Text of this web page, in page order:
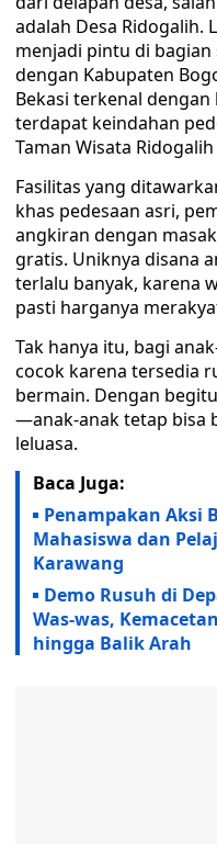
adalah Desa Ridogalih.
menjadi pintu di
dengan Kabupaten
Bekasi terkenal
terdapat keindahan
Taman Wisata Ridogalih
Fasilitas yang
khas pedesaan asri,
angkiran dengan
gratis. Uniknya disana
terlalu banyak, karena
pasti harganya
Tak hanya itu, bagi
cocok karena tersedia
bermain. Dengan
—anak-anak tetap bisa
leluasa.
Baca Juga:
Penampakan Aksi
Mahasiswa dan
Karawang
Demo Rusuh di
Was-was,
hingga Balik Arah